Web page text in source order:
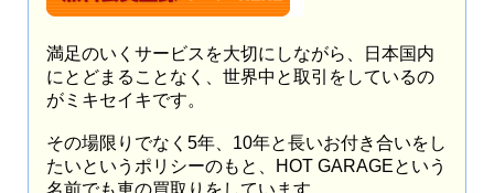
満足のいくサービスを大切にしながら、日本国内
にとどまることなく、世界中と取引をしているの
がミキセイキです。
その場限りでなく5年、10年と長いお付き合いをし
たいというポリシーのもと、HOT GARAGEという